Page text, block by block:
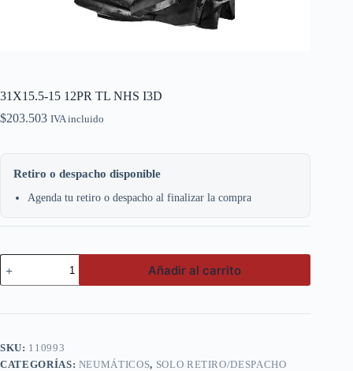
31X15.5-15 12PR TL NHS I3D
$203.503 IVA incluido
Retiro o despacho disponible
Agenda tu retiro o despacho al finalizar la compra
31X15.5-
15
12PR
NHS
Añadir al carrito
SKU: 110993
CATEGORÍAS: NEUMÁTICOS, SOLO RETIRO/DESPACHO